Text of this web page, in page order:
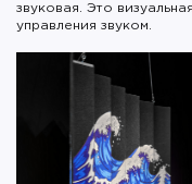
звуковая. Это
управления звуком.